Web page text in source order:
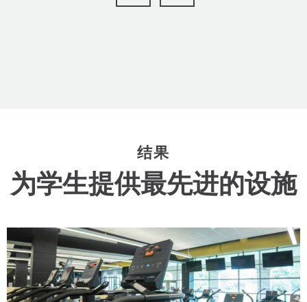
结果
为学生提供最先进的设施